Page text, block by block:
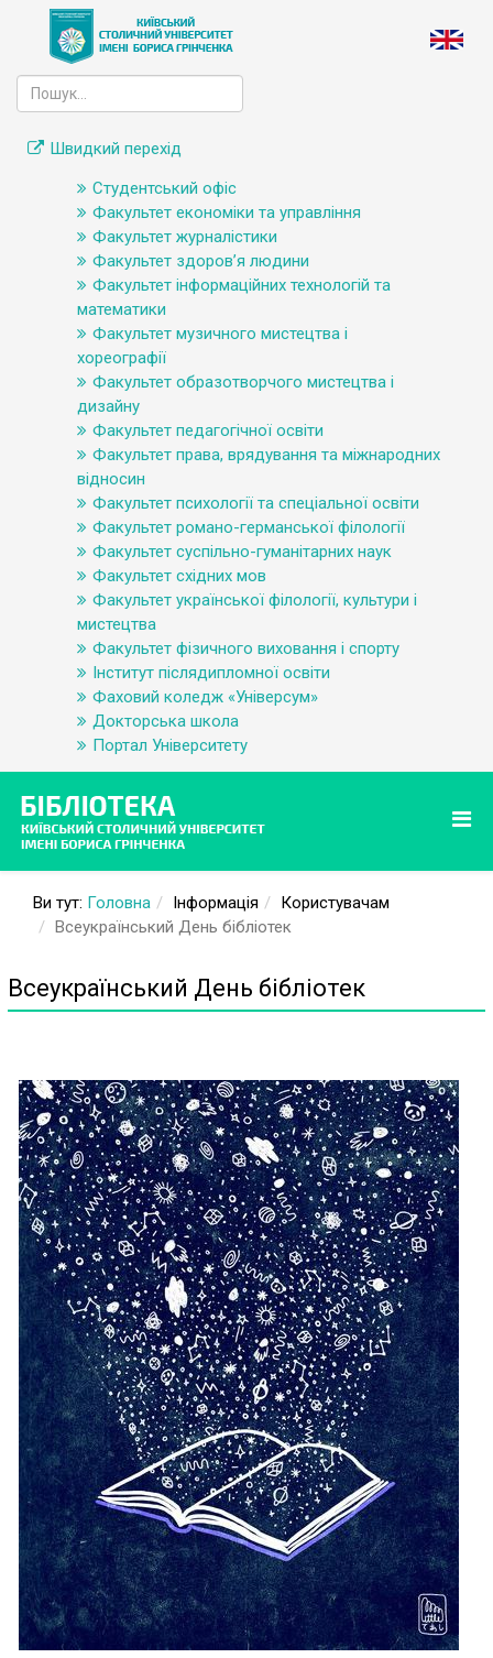
Швидкий перехід
Студентський офіс
Факультет економіки та управління
Факультет журналістики
Факультет здоров’я людини
Факультет інформаційних технологій та
математики
Факультет музичного мистецтва і
хореографії
Факультет образотворчого мистецтва і
дизайну
Факультет педагогічної освіти
Факультет права, врядування та міжнародних
відносин
Факультет психології та спеціальної освіти
Факультет романо-германської філології
Факультет суспільно-гуманітарних наук
Факультет східних мов
Факультет української філології, культури і
мистецтва
Факультет фізичного виховання і спорту
Інститут післядипломної освіти
Фаховий коледж «Універсум»
Докторська школа
Портал Університету
Ви тут: Головна Інформація
Користувачам
Всеукраїнський День бібліотек
Всеукраїнський День бібліотек